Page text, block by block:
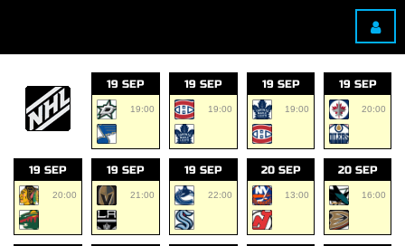
19 SEP
19:00
19 SEP
19:00
19 SEP
19:00
19 SEP
20:00
19 SEP
20:00
19 SEP
21:00
19 SEP
22:00
20 SEP
13:00
20 SEP
16:00